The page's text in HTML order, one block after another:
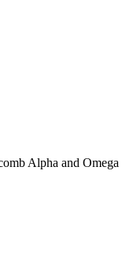
Alpha and Omega